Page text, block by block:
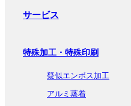
サービス
特殊加工・特殊印刷
疑似エンボス加工
アルミ蒸着